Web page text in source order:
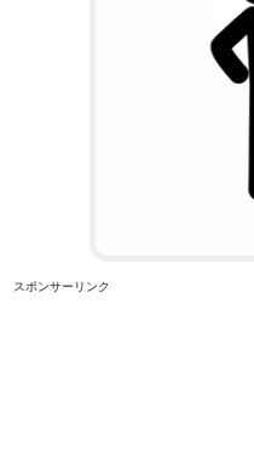
スポンサーリンク